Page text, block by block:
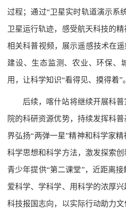
过程；通过“卫星实时轨道演示系
卫星运行轨迹，感受航天科技的
相关科普视频，展示遥感技术在
建设、生态监测、农业、环保、
用，让科学知识“看得见、摸得着”。
后续，喀什站将继续开展科
院的科研资源优势，持续发挥科
界弘扬“两弹一星”精神和科学家
科学思想和科学方法，激发探索
青少年提供“第二课堂”，近距离
爱科学、学科学、用科学的浓厚
科技报国志向，以实际行动助力文